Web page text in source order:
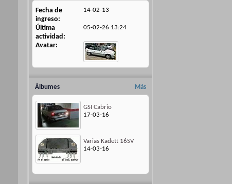
Fecha de
ingreso
14-02-13
Última
actividad
05-02-26 13:24
Avatar
Más
Álbumes
GSI Cabrio
17-03-16
Varias Kadett 16SV
14-03-16